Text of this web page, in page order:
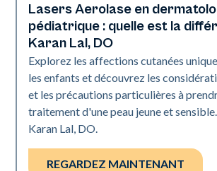
Art of Diversity
Lasers Aerolase en
pédiatrique : quelle est la
Karan Lal, DO
Explorez les affections cutanées
les enfants et découvrez les
et les précautions particulières à
traitement d'une peau jeune et
Karan Lal, DO.
REGARDEZ MAINTENANT